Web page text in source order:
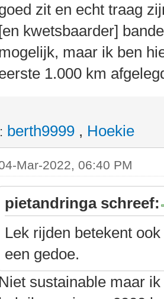
zit en echt traag
kwetsbaarder]
maar ik ben
1.000 km
berth9999 , Hoekie
Mar-2022, 06:40 PM
pietandringa schreef:
Lek rijden betekent
een gedoe.
Niet sustainable maar